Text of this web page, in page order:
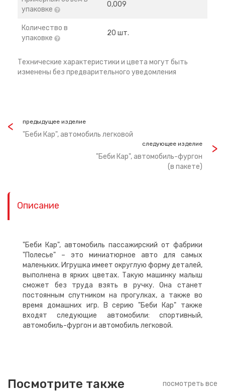
упаковке
0,009
Количество в
упаковке
20 шт.
Технические характеристики и цвета могут быть
изменены без предварительного уведомления
предыдущее изделие
"Беби Кар", автомобиль легковой
следующее изделие
"Беби Кар", автомобиль-фургон
(в пакете)
Описание
"Беби Кар", автомобиль пассажирский от фабрики
"Полесье" – это миниатюрное авто для самых
маленьких. Игрушка имеет округлую форму деталей,
выполнена в ярких цветах. Такую машинку малыш
сможет без труда взять в ручку. Она станет
постоянным спутником на прогулках, а также во
время домашних игр. В серию "Беби Кар" также
входят следующие автомобили: спортивный,
автомобиль-фургон и автомобиль легковой.
Посмотрите также посмотреть все